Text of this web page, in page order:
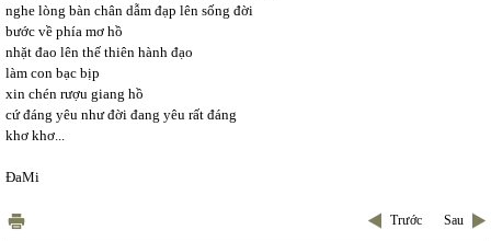
nghe lòng bàn chân dẫm đạp lên sống đời
bước về phía mơ hồ
nhặt đao lên thế thiên hành đạo
làm con bạc bịp
xin chén rượu giang hồ
cứ đáng yêu như đời đang yêu rất đáng
khơ khơ...
ĐaMi
Trước Sau